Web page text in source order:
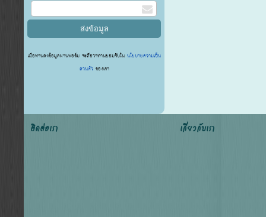
เมื่อท่านส่งข้อมูลผ่านฟอร์ม จะถือว่าท่านยอมรับในนโยบายความเป็น
ส่วนตัว ของเรา
ติดต่อเรา เกี่ยวกับเรา